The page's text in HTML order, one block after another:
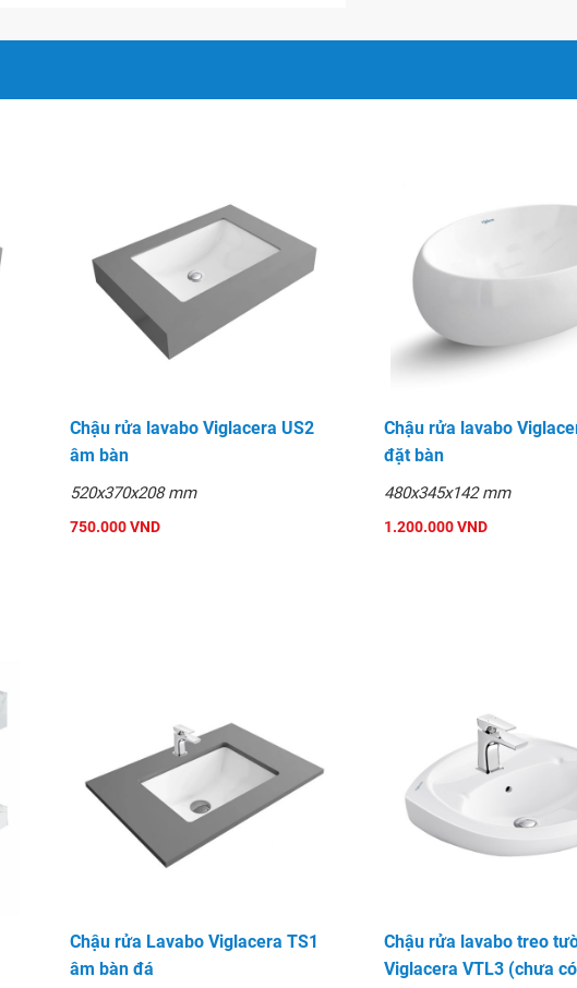
Viglacera CM01 đặt bàn
Chậu rửa lavabo Viglacera US2
âm bàn
520x370x208 mm
750.000 VND
Chậu rửa lavabo
đặt bàn
480x345x142 mm
1.200.000 VND
Chậu rửa Lavabo Viglacera TS1
âm bàn đá
Chậu rửa lavabo treo
Viglacera VTL3 (chưa